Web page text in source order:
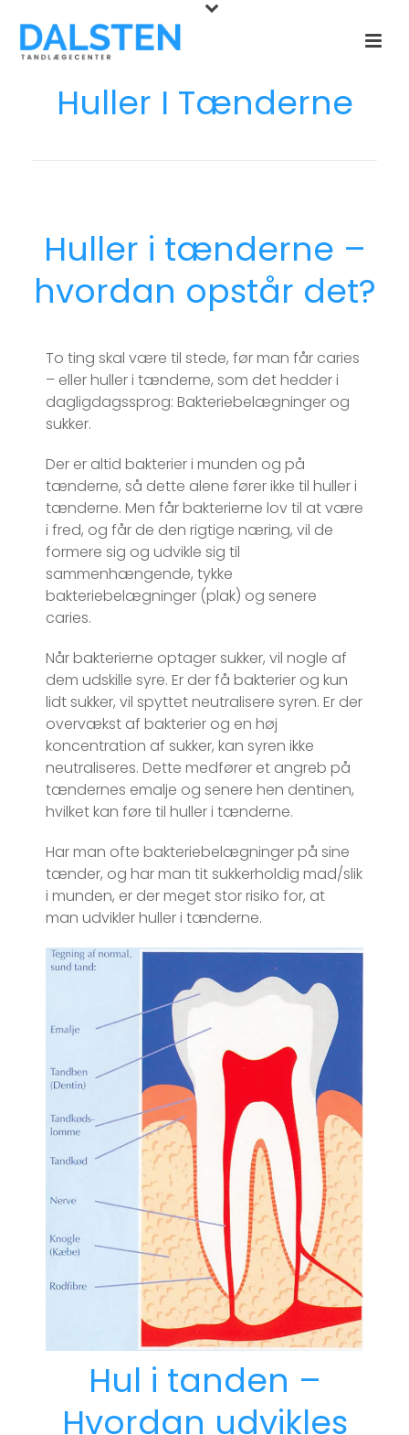
Huller I Tænderne
Huller i tænderne –
hvordan opstår det?
To ting skal være til stede, før man får caries
– eller huller i tænderne, som det hedder i
dagligdagssprog: Bakteriebelægninger og
sukker.
Der er altid bakterier i munden og på
tænderne, så dette alene fører ikke til huller i
tænderne. Men får bakterierne lov til at være
i fred, og får de den rigtige næring, vil de
formere sig og udvikle sig til
sammenhængende, tykke
bakteriebelægninger (plak) og senere
caries.
Når bakterierne optager sukker, vil nogle af
dem udskille syre. Er der få bakterier og kun
lidt sukker, vil spyttet neutralisere syren. Er der
overvækst af bakterier og en høj
koncentration af sukker, kan syren ikke
neutraliseres. Dette medfører et angreb på
tændernes emalje og senere hen dentinen,
hvilket kan føre til huller i tænderne.
Har man ofte bakteriebelægninger på sine
tænder, og har man tit sukkerholdig mad/slik
i munden, er der meget stor risiko for, at
man udvikler huller i tænderne.
Hul i tanden –
Hvordan udvikles